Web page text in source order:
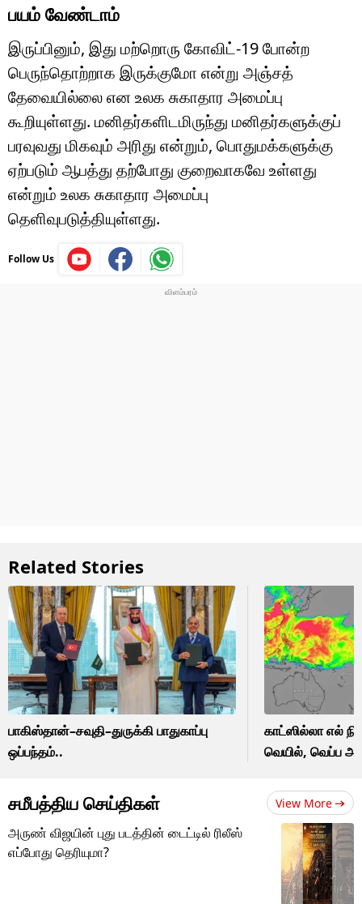
பயம் வேண்டாம்
இருப்பினும், இது மற்றொரு கோவிட்-19 போன்ற
பெருந்தொற்றாக இருக்குமோ என்று அஞ்சத்
தேவையில்லை என உலக சுகாதார அமைப்பு
கூறியுள்ளது. மனிதர்களிடமிருந்து மனிதர்களுக்குப்
பரவுவது மிகவும் அரிது என்றும், பொதுமக்களுக்கு
ஏற்படும் ஆபத்து தற்போது குறைவாகவே உள்ளது
என்றும் உலக சுகாதார அமைப்பு
தெளிவுபடுத்தியுள்ளது.
Follow Us
Related Stories
பாகிஸ்தான்–சவுதி–துருக்கி பாதுகாப்பு
ஒப்பந்தம்..
காட்ஸில்லா எல்
வெயில், வெப்ப
சமீபத்திய செய்திகள் View More
அருண் விஜயின் புது படத்தின் டைட்டில் ரிலீஸ்
எப்போது தெரியுமா?